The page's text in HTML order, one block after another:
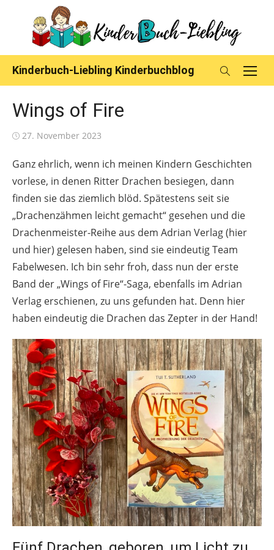
content
Kinderbuch-Liebling Kinderbuchblog
Wings of Fire
Posted
27. November 2023
Ganz ehrlich, wenn ich meinen Kindern Geschichten
vorlese, in denen Ritter Drachen besiegen, dann
finden sie das ziemlich blöd. Spätestens seit sie
„Drachenzähmen leicht gemacht“ gesehen und die
Drachenmeister-Reihe aus dem Adrian Verlag (hier
und hier) gelesen haben, sind sie eindeutig Team
Fabelwesen. Ich bin sehr froh, dass nun der erste
Band der „Wings of Fire“-Saga, ebenfalls im Adrian
Verlag erschienen, zu uns gefunden hat. Denn hier
haben eindeutig die Drachen das Zepter in der Hand!